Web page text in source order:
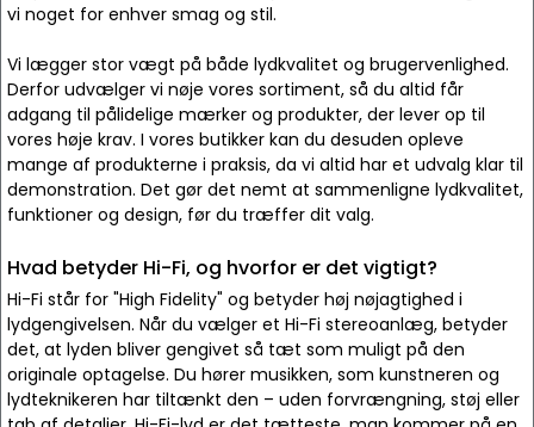
vi noget for enhver smag og stil.
Vi lægger stor vægt på både lydkvalitet og brugervenlighed.
Derfor udvælger vi nøje vores sortiment, så du altid får
adgang til pålidelige mærker og produkter, der lever op til
vores høje krav. I vores butikker kan du desuden opleve
mange af produkterne i praksis, da vi altid har et udvalg klar til
demonstration. Det gør det nemt at sammenligne lydkvalitet,
funktioner og design, før du træffer dit valg.
Hvad betyder Hi-Fi, og hvorfor er det vigtigt?
Hi-Fi står for "High Fidelity" og betyder høj nøjagtighed i
lydgengivelsen. Når du vælger et Hi-Fi stereoanlæg, betyder
det, at lyden bliver gengivet så tæt som muligt på den
originale optagelse. Du hører musikken, som kunstneren og
lydteknikeren har tiltænkt den – uden forvrængning, støj eller